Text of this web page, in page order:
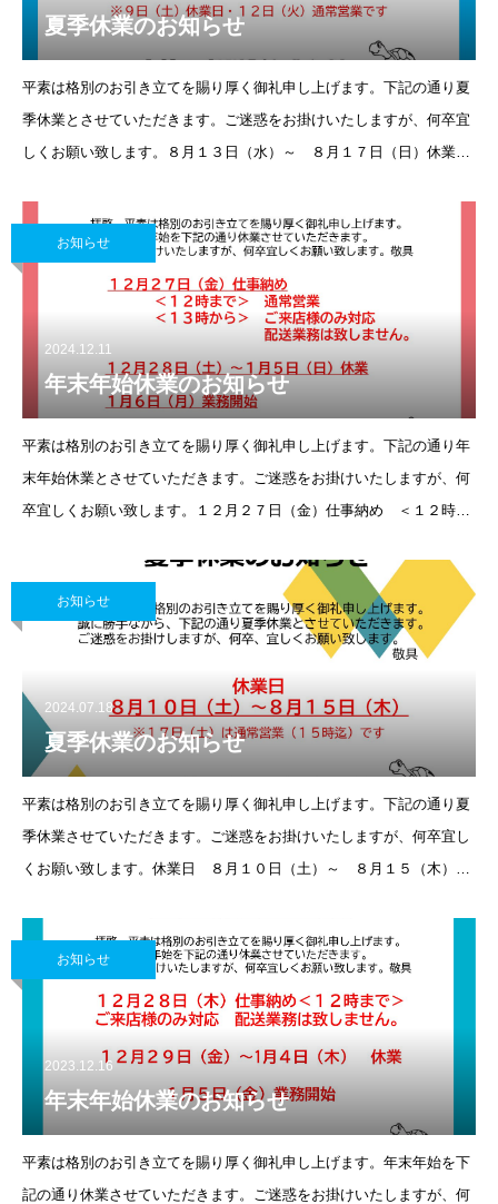
夏季休業のお知らせ
平素は格別のお引き立てを賜り厚く御礼申し上げます。下記の通り夏
季休業とさせていただきます。ご迷惑をお掛けいたしますが、何卒宜
しくお願い致します。８月１３日（水）～ ８月１７日（日）休業
お知らせ
2024.12.11
年末年始休業のお知らせ
平素は格別のお引き立てを賜り厚く御礼申し上げます。下記の通り年
末年始休業とさせていただきます。ご迷惑をお掛けいたしますが、何
卒宜しくお願い致します。１２月２７日（金）仕事納め ＜１２時ま
お知らせ
2024.07.18
夏季休業のお知らせ
平素は格別のお引き立てを賜り厚く御礼申し上げます。下記の通り夏
季休業させていただきます。ご迷惑をお掛けいたしますが、何卒宜し
くお願い致します。休業日 ８月１０日（土）～ ８月１５（木）※
お知らせ
2023.12.16
年末年始休業のお知らせ
平素は格別のお引き立てを賜り厚く御礼申し上げます。年末年始を下
記の通り休業させていただきます。ご迷惑をお掛けいたしますが、何